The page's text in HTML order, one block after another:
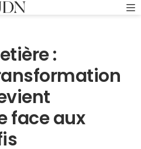
:
face aux